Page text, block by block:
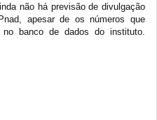
não há previsão de divulgação
apesar de os números que
banco de dados do instituto.